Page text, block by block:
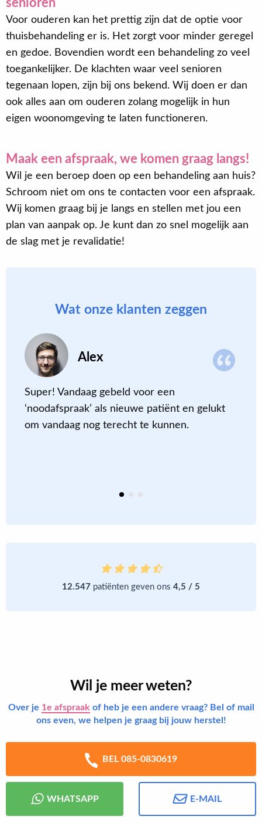
senioren
Voor ouderen kan het prettig zijn dat de optie voor
thuisbehandeling er is. Het zorgt voor minder geregel
en gedoe. Bovendien wordt een behandeling zo veel
toegankelijker. De klachten waar veel senioren
tegenaan lopen, zijn bij ons bekend. Wij doen er dan
ook alles aan om ouderen zolang mogelijk in hun
eigen woonomgeving te laten functioneren.
Maak een afspraak, we komen graag langs!
Wil je een beroep doen op een behandeling aan huis?
Schroom niet om ons te contacten voor een afspraak.
Wij komen graag bij je langs en stellen met jou een
plan van aanpak op. Je kunt dan zo snel mogelijk aan
de slag met je revalidatie!
Wat onze klanten zeggen
Alex
Super! Vandaag gebeld voor een
‘noodafspraak’ als nieuwe patiënt en gelukt
om vandaag nog terecht te kunnen.
12.547 patiënten geven ons 4,5 / 5
Wil je meer weten?
Over je 1e afspraak of heb je een andere vraag? Bel of mail
ons even, we helpen je graag bij jouw herstel!
BEL 085-0830619
WHATSAPP E-MAIL